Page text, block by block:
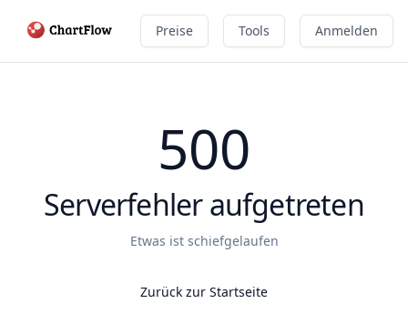
Preise Tools Anmelden
500
Serverfehler aufgetreten
Etwas ist schiefgelaufen
Zurück zur Startseite